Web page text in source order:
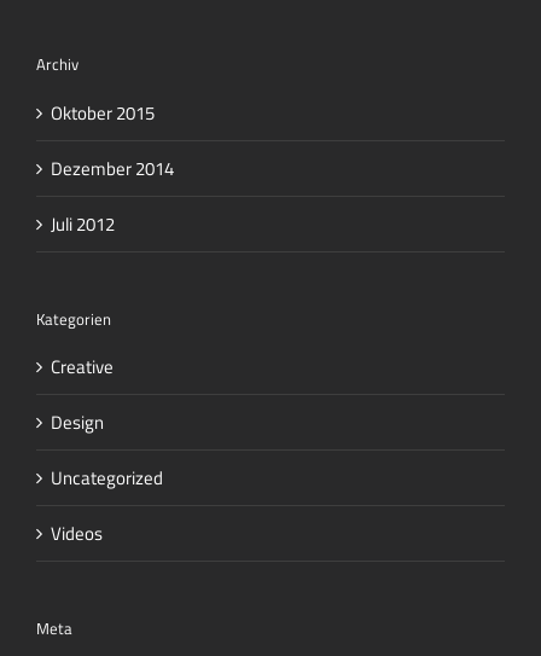
Archiv
Oktober 2015
Dezember 2014
Juli 2012
Kategorien
Creative
Design
Uncategorized
Videos
Meta